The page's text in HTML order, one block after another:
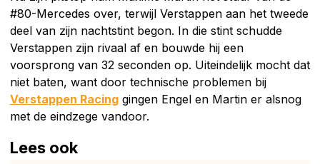
#80-Mercedes over, terwijl Verstappen aan het tweede
deel van zijn nachtstint begon. In die stint schudde
Verstappen zijn rivaal af en bouwde hij een
voorsprong van 32 seconden op. Uiteindelijk mocht dat
niet baten, want door technische problemen bij
Verstappen Racing gingen Engel en Martin er alsnog
met de eindzege vandoor.
Lees ook